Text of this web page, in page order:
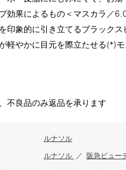
効果によるもの＜マスカラ／
印象的に引き立てるブラック
軽やかに目元を際立たせる(*)
不良品のみ返品を承ります
ルナソル
ルナソル ／ 阪急ビュー